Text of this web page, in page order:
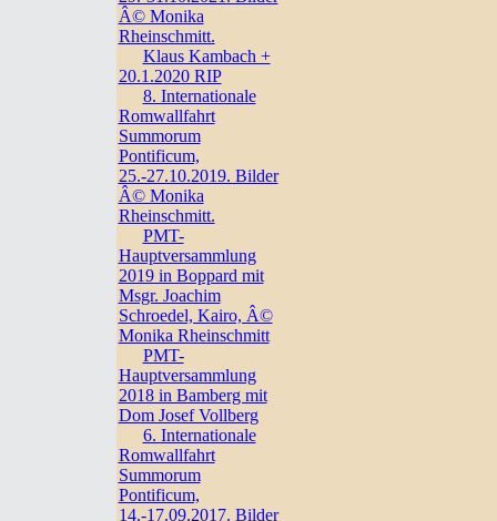
Â© Monika
Rheinschmitt.
Klaus Kambach +
20.1.2020 RIP
8. Internationale
Romwallfahrt
Summorum
Pontificum,
25.-27.10.2019. Bilder
Â© Monika
Rheinschmitt.
PMT-
Hauptversammlung
2019 in Boppard mit
Msgr. Joachim
Schroedel, Kairo, Â©
Monika Rheinschmitt
PMT-
Hauptversammlung
2018 in Bamberg mit
Dom Josef Vollberg
6. Internationale
Romwallfahrt
Summorum
Pontificum,
14.-17.09.2017. Bilder